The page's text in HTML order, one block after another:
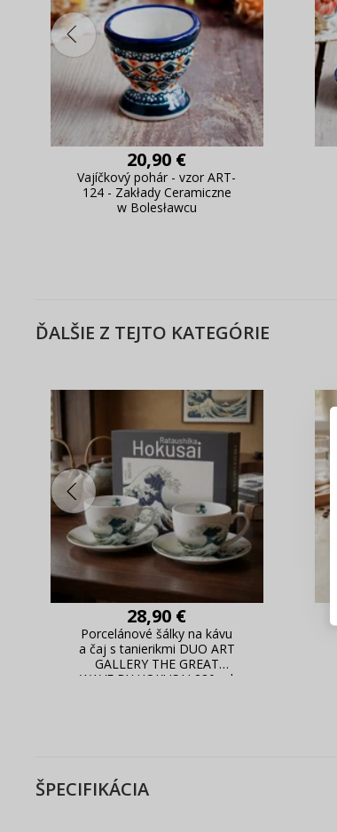
20,90 €
Vajíčkový pohár - vzor ART-
124 - Zakłady Ceramiczne
w Bolesławcu
ĎALŠIE Z TEJTO KATEGÓRIE
28,90 €
Porcelánové šálky na kávu
a čaj s tanierikmi DUO ART
GALLERY THE GREAT
WAVE BY HOKUSAI 280 ml
ŠPECIFIKÁCIA